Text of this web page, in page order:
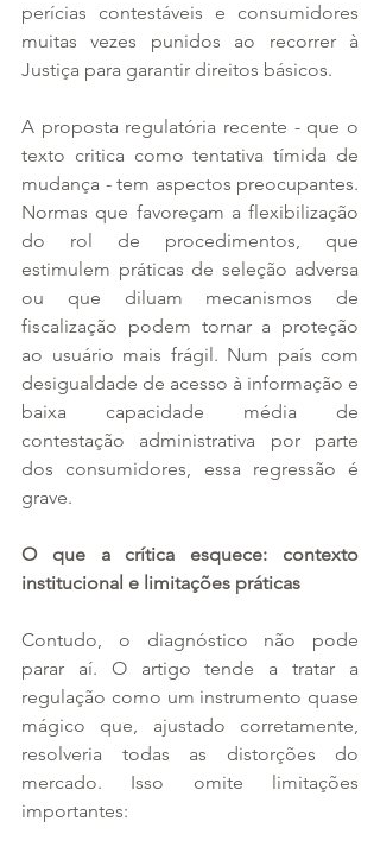
perícias contestáveis e consumidores
muitas vezes punidos ao recorrer à
Justiça para garantir direitos básicos.
A proposta regulatória recente - que o
texto critica como tentativa tímida de
mudança - tem aspectos preocupantes.
Normas que favoreçam a flexibilização
do rol de procedimentos, que
estimulem práticas de seleção adversa
ou que diluam mecanismos de
fiscalização podem tornar a proteção
ao usuário mais frágil. Num país com
desigualdade de acesso à informação e
baixa capacidade média de
contestação administrativa por parte
dos consumidores, essa regressão é
grave.
O que a crítica esquece: contexto
institucional e limitações práticas
Contudo, o diagnóstico não pode
parar aí. O artigo tende a tratar a
regulação como um instrumento quase
mágico que, ajustado corretamente,
resolveria todas as distorções do
mercado. Isso omite limitações
importantes: